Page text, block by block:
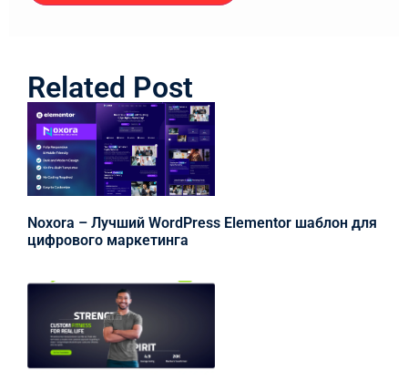
Related Post
Noxora – Лучший WordPress Elementor шаблон для
цифрового маркетинга